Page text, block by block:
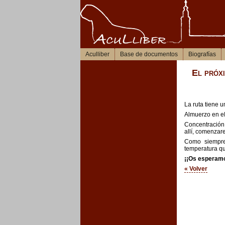
Aculliber Base de documentos Biografías
El
La ruta tiene
Almuerzo en
allí,
Como
temperatura
¡¡Os
« Volver